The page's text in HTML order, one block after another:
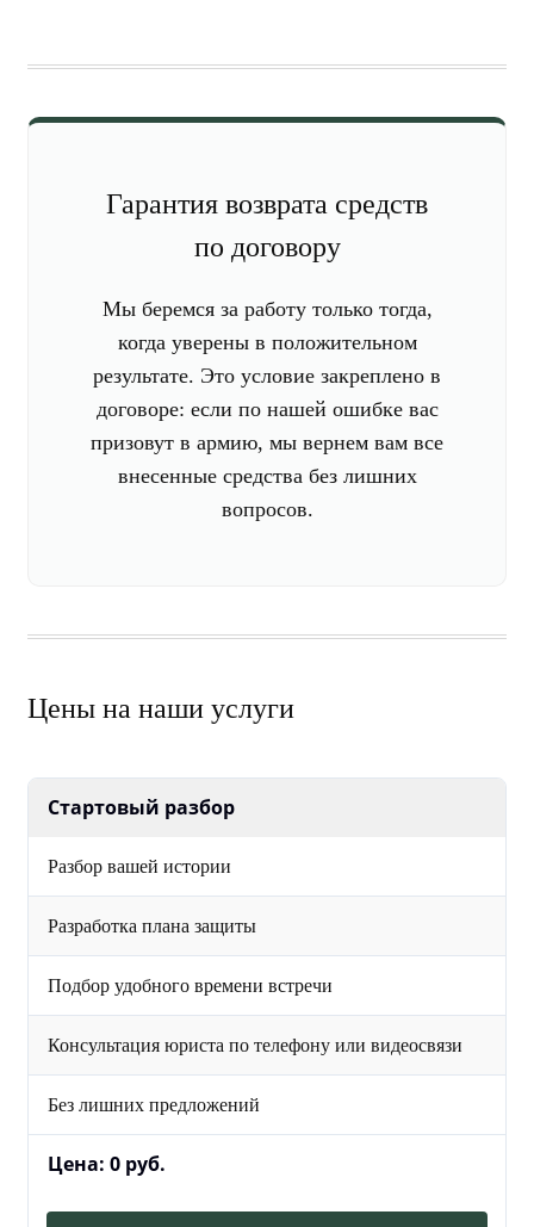
Гарантия возврата средств
по договору
Мы беремся за работу только тогда,
когда уверены в положительном
результате. Это условие закреплено в
договоре: если по нашей ошибке вас
призовут в армию, мы вернем вам все
внесенные средства без лишних
вопросов.
Цены на наши услуги
Стартовый разбор
Разбор вашей истории
Разработка плана защиты
Подбор удобного времени встречи
Консультация юриста по телефону или видеосвязи
Без лишних предложений
Цена: 0 руб.